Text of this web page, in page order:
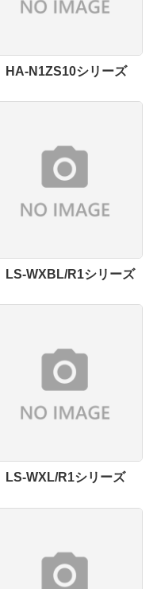
HA-N1ZS10シリーズ
LS-WXBL/R1シリーズ
LS-WXL/R1シリーズ